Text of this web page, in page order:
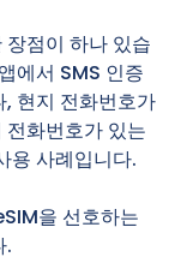
점이 하나 있습
에서 SMS 인증
현지 전화번호가
화번호가 있는
용 사례입니다.
을 선호하는
.